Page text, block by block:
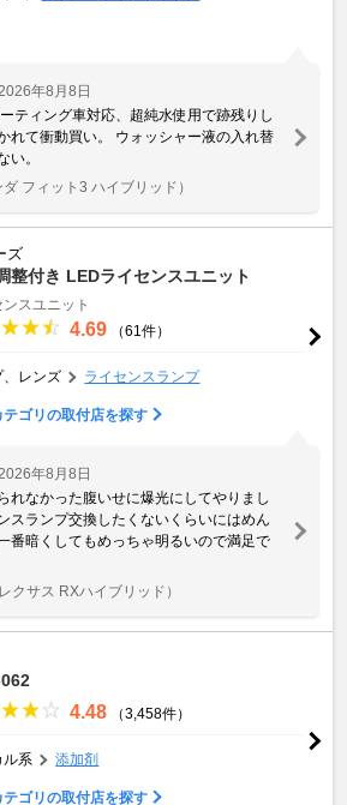
2026年8月8日
ティング車対応、超純水使用で跡残りし
れて衝動買い。 ウォッシャー液の入れ替
い。
ダ フィット3 ハイブリッド）
ズ
整付き LEDライセンスユニット
ンスユニット
4.69 （61件）
、レンズ ライセンスランプ
テゴリの取付店を探す
2026年8月8日
れなかった腹いせに爆光にしてやりまし
スランプ交換したくないくらいにはめん
番暗くしてもめっちゃ明るいので満足で
クサス RXハイブリッド）
4.48 （3,458件）
ル系 添加剤
テゴリの取付店を探す